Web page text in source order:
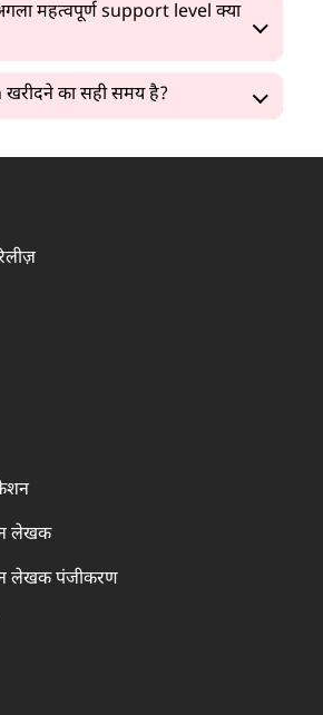
महत्वपूर्ण support level क्या
का सही समय है?
लेखक
लेखक पंजीकरण